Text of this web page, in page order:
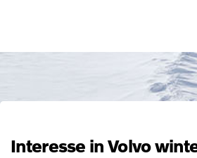
Interesse in Volvo